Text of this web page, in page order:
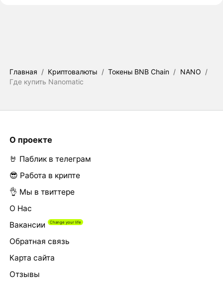
Главная / Криптовалюты / Токены BNB Chain / NANO /
Где купить Nanomatic
О проекте
🤘 Паблик в телеграм
😎 Работа в крипте
👌 Мы в твиттере
О Нас
Вакансии
Обратная связь
Карта сайта
Отзывы